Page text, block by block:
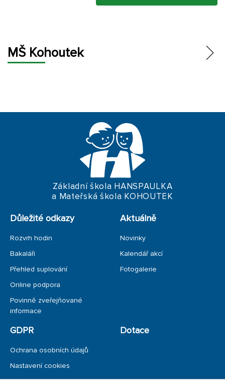
MŠ Kohoutek
SPOLUPRÁCE SE ZŠ
SPOLUPRÁCE S RODIČI
STRAVOVÁNÍ
Základní škola HANSPAULKA
a Mateřská škola KOHOUTEK
Důležité odkazy
Rozvrh hodin
Bakaláři
Přehled suplování
Online podpora
Povinně zveřejňované
informace
Aktuálně
Novinky
Kalendář akcí
Fotogalerie
GDPR
Ochrana osobních údajů
Nastavení cookies
Dotace